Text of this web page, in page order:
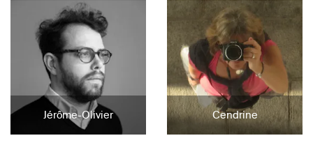
Jérôme-Olivier Cendrine